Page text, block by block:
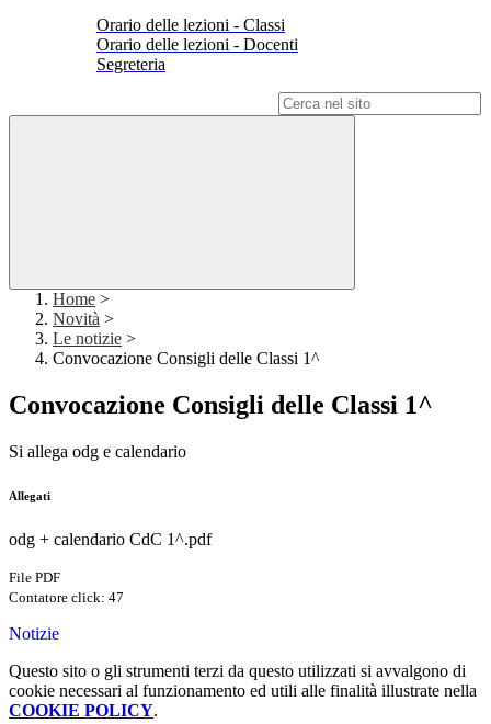
Orario delle lezioni - Classi
Orario delle lezioni - Docenti
Segreteria
Home >
Novità >
Le notizie >
Convocazione Consigli delle Classi 1^
Convocazione Consigli delle Classi 1^
Si allega odg e calendario
Allegati
odg + calendario CdC 1^.pdf
File PDF
Contatore click: 47
Notizie
Questo sito o gli strumenti terzi da questo utilizzati si avvalgono di
cookie necessari al funzionamento ed utili alle finalità illustrate nella
COOKIE POLICY.